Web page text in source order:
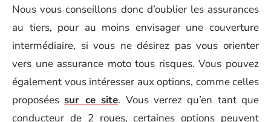
Nous vous conseillons donc d’oublier les assurances
au tiers, pour au moins envisager une couverture
intermédiaire, si vous ne désirez pas vous orienter
vers une assurance moto tous risques. Vous pouvez
également vous intéresser aux options, comme celles
proposées sur ce site. Vous verrez qu’en tant que
conducteur de 2 roues, certaines options peuvent